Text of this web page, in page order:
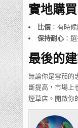
實地購
比價：有時
保持耐心：
最後的
無論你是雪茄的
斷提高，市場上
煙草店。開啟你